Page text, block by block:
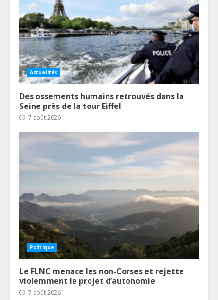
Actualités
Des ossements humains retrouvés dans la
Seine près de la tour Eiffel
7 août 2026
Politique
Le FLNC menace les non-Corses et rejette
violemment le projet d’autonomie
7 août 2026